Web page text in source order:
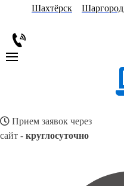
Шахтёрск
Шаргород
Прием заявок через
сайт - круглосуточно